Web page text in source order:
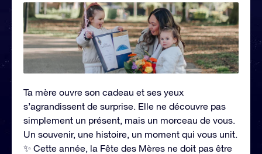
Ta mère ouvre son cadeau et ses yeux
s’agrandissent de surprise. Elle ne découvre pas
simplement un présent, mais un morceau de vous.
Un souvenir, une histoire, un moment qui vous unit.
✨ Cette année, la Fête des Mères ne doit pas être